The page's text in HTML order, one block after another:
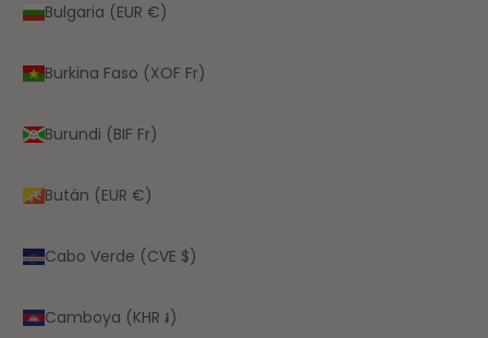
Bulgaria (EUR €)
Burkina Faso (XOF Fr)
Burundi (BIF Fr)
Bután (EUR €)
Cabo Verde (CVE $)
Camboya (KHR ៛)